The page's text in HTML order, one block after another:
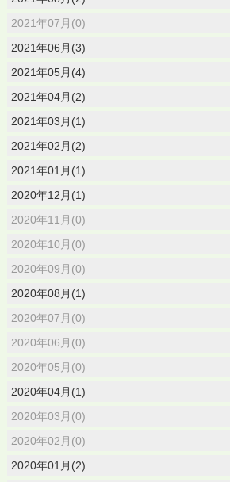
2021年07月(0)
2021年06月(3)
2021年05月(4)
2021年04月(2)
2021年03月(1)
2021年02月(2)
2021年01月(1)
2020年12月(1)
2020年11月(0)
2020年10月(0)
2020年09月(0)
2020年08月(1)
2020年07月(0)
2020年06月(0)
2020年05月(0)
2020年04月(1)
2020年03月(0)
2020年02月(0)
2020年01月(2)